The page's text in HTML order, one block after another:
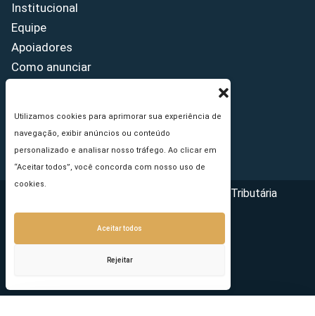
Utilizamos cookies para aprimorar sua experiência de
navegação, exibir anúncios ou conteúdo
personalizado e analisar nosso tráfego. Ao clicar em
“Aceitar todos”, você concorda com nosso uso de
cookies.
Aceitar todos
Rejeitar
Institucional
Equipe
Apoiadores
Como anunciar
Princípios Editoriais
Copyright © 2026 - Portal da Reforma Tributária